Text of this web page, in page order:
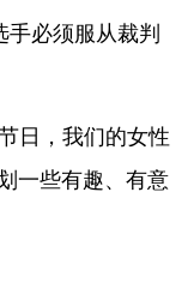
必须服从裁判
日，我们的女性
一些有趣、有意